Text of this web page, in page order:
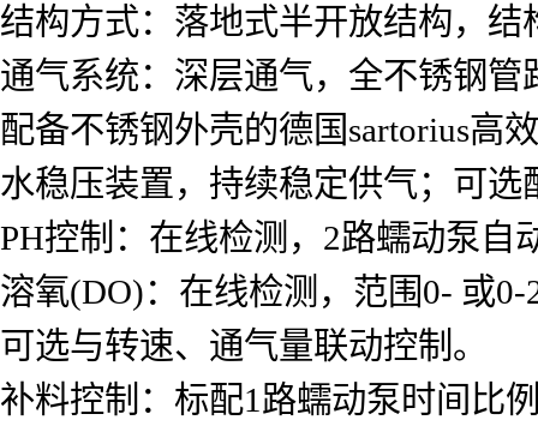
结构方式：落地式半开放结构，
通气系统：深层通气，全不锈钢
配备不锈钢外壳的德国sartorius高
水稳压装置，持续稳定供气；可
PH控制：在线检测，2路蠕动泵自
溶氧(DO)：在线检测，范围0- 或
可选与转速、通气量联动控制。
补料控制：标配1路蠕动泵时间比